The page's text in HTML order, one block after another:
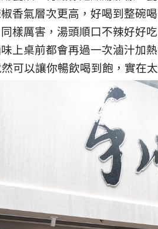
香氣層次更高，好喝到整碗
樣厲害，湯頭順口不辣好好
上桌前都會再過一次滷汁加
可以讓你暢飲喝到飽，實在太